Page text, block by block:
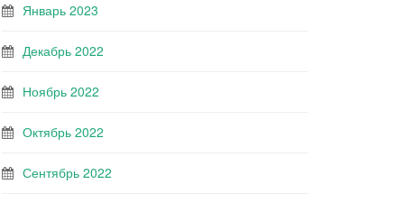
Январь 2023
Декабрь 2022
Ноябрь 2022
Октябрь 2022
Сентябрь 2022